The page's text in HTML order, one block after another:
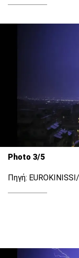
Photo 3/5
Πηγή: